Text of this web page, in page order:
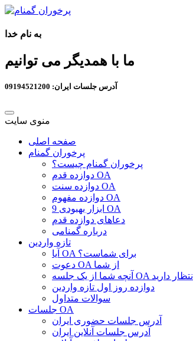
به نام خدا
ما با همدیگر می توانیم
آدرس جلسات ایران: 09194521200
منوی سایت
صفحه اصلی
پرخوران گمنام
پرخوران گمنام چیست؟
دوازده قدم OA
دوازده سنت OA
دوازده مفهوم OA
9 ابزار بهبودی OA
دعاهای دوازده قدم
درباره گمنامی
تازه واردین
آیا OA برای شماست؟
دعوت OA از شما
آنچه شما از یک جلسه OA انتظار دارید
دوازده روز اول تازه واردین
سوالات متداول
جلسات OA
آدرس جلسات حضوری ایران
آدرس جلسات آنلاین ایران